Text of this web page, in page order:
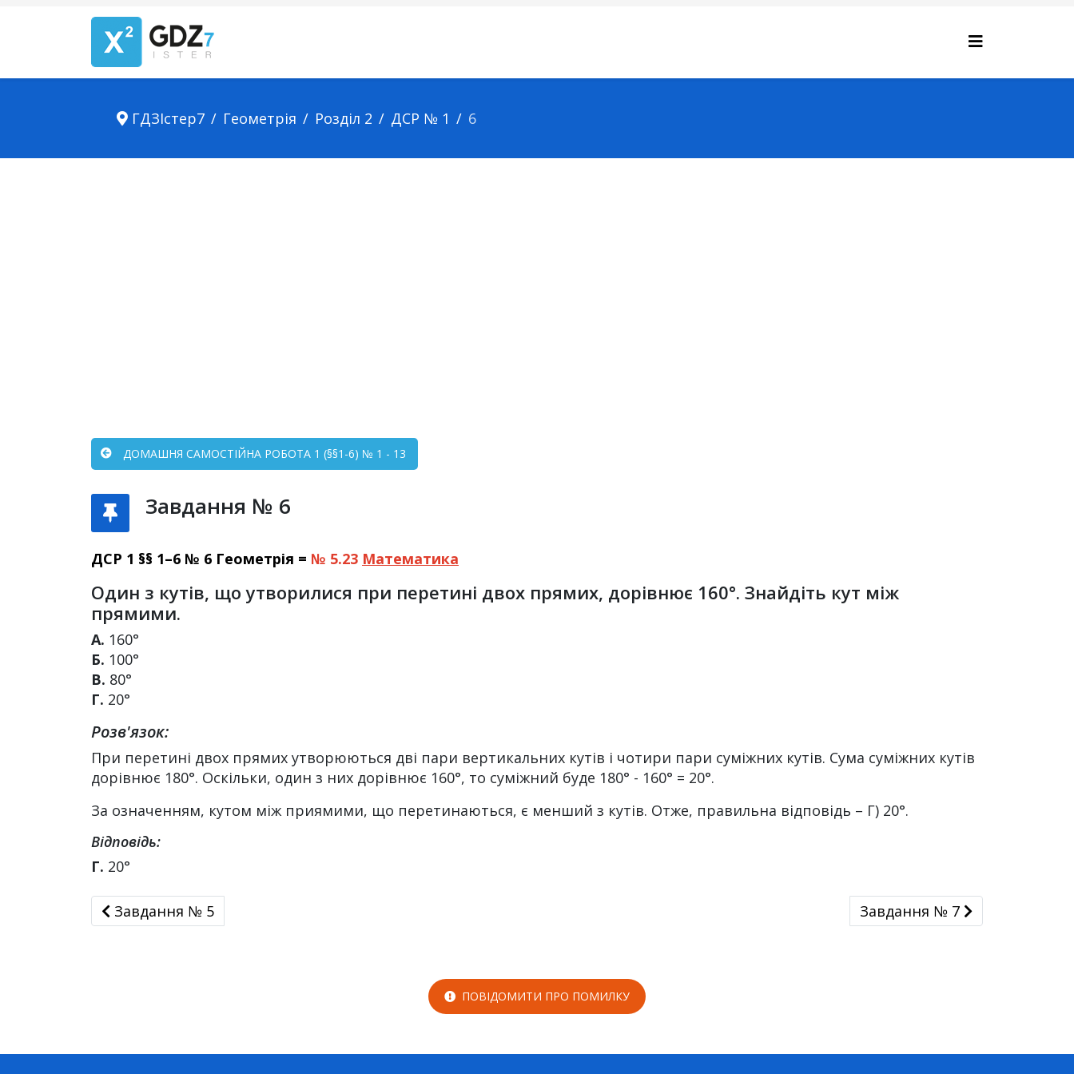
ГДЗІстер7 Геометрія Розділ 2 ДСР № 1 6
ДОМАШНЯ САМОСТІЙНА РОБОТА 1 (§§1-6) № 1 - 13
Завдання № 6
ДСР 1 §§ 1–6 № 6 Геометрія = № 5.23 Математика
Один з кутів, що утворилися при перетині двох прямих, дорівнює 160°. Знайдіть кут між
прямими.
А. 160°
Б. 100°
В. 80°
Г. 20°
Розв'язок:
При перетині двох прямих утворюються дві пари вертикальних кутів і чотири пари суміжних кутів. Сума суміжних кутів
дорівнює 180°. Оскільки, один з них дорівнює 160°, то суміжний буде 180° - 160° = 20°.
За означенням, кутом між приямими, що перетинаються, є менший з кутів. Отже, правильна відповідь – Г) 20°.
Відповідь:
Г. 20°
Завдання № 5
Завдання № 5 Завдання № 7
Завдання № 7
ПОВІДОМИТИ ПРО ПОМИЛКУ